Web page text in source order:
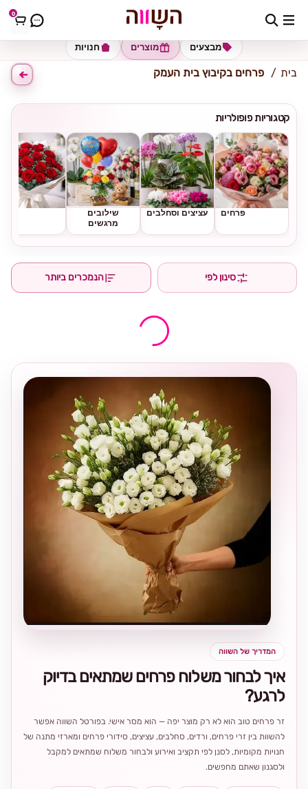
0 כתובת למשלוח הזינו כתובת
חנויות מוצרים מבצעים
בית פרחים בקיבוץ בית העמק
קטגוריות פופולריות
פרחים עציצים וסחלבים
שילובים
מרגשים
סינון לפי הנמכרים ביותר
המדריך של השווה
איך לבחור משלוח פרחים שמתאים בדיוק
לרגע?
זר פרחים טוב הוא לא רק מוצר יפה — הוא מסר אישי. בפורטל השווה אפשר
להשוות בין זרי פרחים, ורדים, סחלבים, עציצים, סידורי פרחים ומארזי מתנה של
חנויות מקומיות, לסנן לפי תקציב ואירוע ולבחור משלוח שמתאים למקבל
ולסגנון שאתם מחפשים.